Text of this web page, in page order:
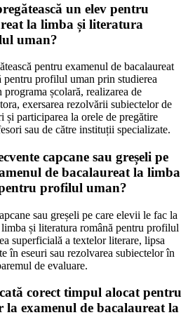
un elev pentru
la limba și literatura
uman?
pentru examenul de bacalaureat
pentru profilul uman prin studierea
școlară, realizarea de
exersarea rezolvării subiectelor de
și participarea la orele de pregătire
sau de către instituții specializate.
capcane sau greșeli pe
de bacalaureat la limba
profilul uman?
sau greșeli pe care elevii le fac la
și literatura română pentru profilul
superficială a textelor literare, lipsa
în eseuri sau rezolvarea subiectelor în
de evaluare.
corect timpul alocat pentru
la examenul de bacalaureat la